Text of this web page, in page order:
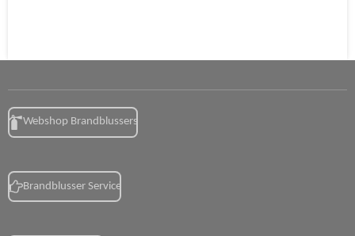
Webshop Brandblussers
Brandblusser Service